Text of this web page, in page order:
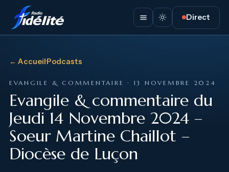
Direct
← Accueil·Podcasts
EVANGILE & COMMENTAIRE · 13 NOVEMBRE 2024
Evangile & commentaire du
Jeudi 14 Novembre 2024 –
Soeur Martine Chaillot –
Diocèse de Luçon